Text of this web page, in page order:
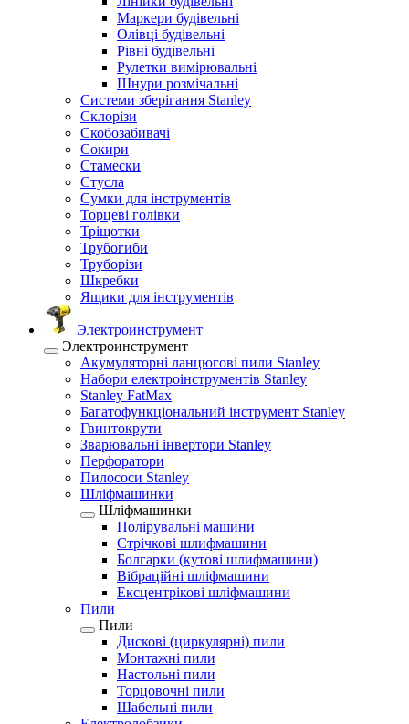
Маркери будівельні
Олівці будівельні
Рівні будівельні
Рулетки вимірювальні
Шнури розмічальні
Системи зберігання Stanley
Склорізи
Скобозабивачі
Сокири
Стамески
Стусла
Сумки для інструментів
Торцеві голівки
Тріщотки
Трубогиби
Труборізи
Шкребки
Ящики для інструментів
Электроинструмент
Электроинструмент
Акумуляторні ланцюгові пили Stanley
Набори електроінструментів Stanley
Stanley FatMax
Багатофункціональний інструмент Stanley
Гвинтокрути
Зварювальні інвертори Stanley
Перфоратори
Пилососи Stanley
Шліфмашинки
Шліфмашинки
Полірувальні машини
Стрічкові шлифмашини
Болгарки (кутові шлифмашини)
Вібраційні шліфмашини
Ексцентрікові шліфмашини
Пили
Пили
Дискові (циркулярні) пили
Монтажні пили
Настольні пили
Торцовочні пили
Шабельні пили